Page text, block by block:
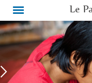
Le